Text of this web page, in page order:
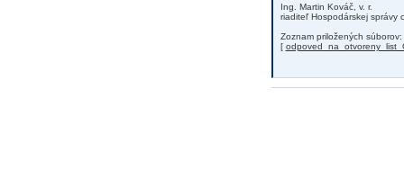
Ing. Martin Kováč, v. r.
riaditeľ Hospodárskej správy
Zoznam priložených súborov:
[